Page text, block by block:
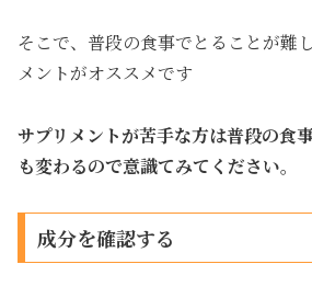
そこで、普段の食事でとることが難
メントがオススメです
サプリメントが苦手な方は普段の食
も変わるので意識てみてください。
成分を確認する